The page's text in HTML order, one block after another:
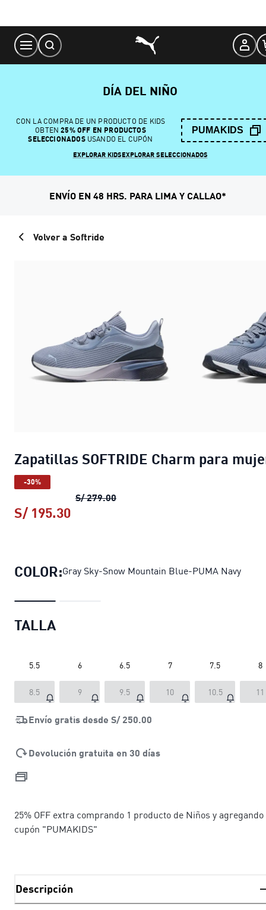
Content
DÍA DEL NIÑO
CON LA COMPRA DE UN PRODUCTO DE KIDS
OBTEN 25% OFF EN PRODUCTOS
SELECCIONADOSUSANDO EL CUPÓN
PUMAKIDS
EXPLORAR KIDSEXPLORAR SELECCIONADOS
ENVÍO EN 48 HRS. PARA LIMA Y CALLAO*
Volver a Softride
Zapatillas SOFTRIDE Charm para
-30%
S/ 279.00Zapatillas SOFTRIDE Charm para
S/ 195.30
COLOR:Gray Sky-Snow Mountain Blue-PUMA Navy
TALLA
5.5 6 6.5 7 7.5 8
8.5 9 9.5 10 10.5 11
Envío gratis desde S/ 250.00
Devolución gratuita en 30 días
25% OFF extra comprando 1 producto de Niños y
cupón "PUMAKIDS"
Descripción